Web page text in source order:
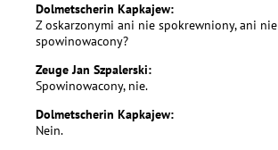
Dolmetscherin Kapkajew:
Z oskarzonymi ani nie spokrewniony, ani nie
spowinowacony?
Zeuge Jan Szpalerski:
Spowinowacony, nie.
Dolmetscherin Kapkajew:
Nein.